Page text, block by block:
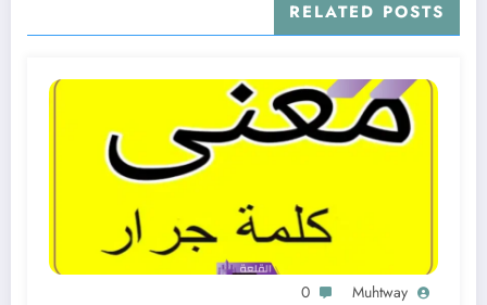
RELATED POSTS
Muhtway
0